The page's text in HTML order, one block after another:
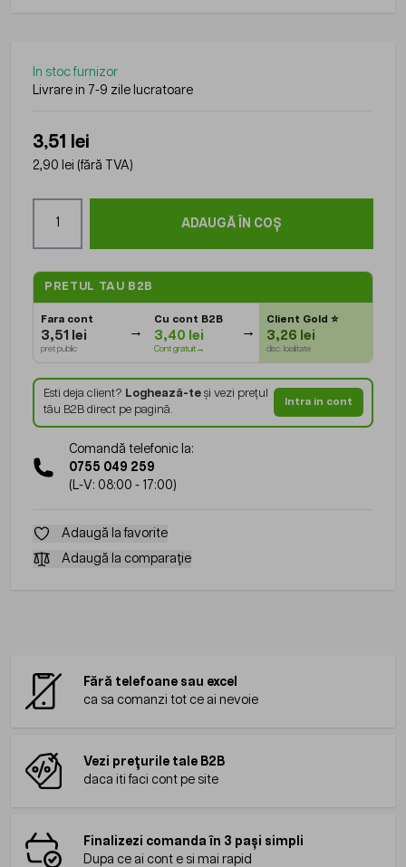
In stoc furnizor
Livrare in 7-9 zile lucratoare
3,51 lei
2,90 lei (fără TVA)
ADAUGĂ ÎN COȘ
PRETUL TAU B2B
Fara cont
3,51 lei
pret public
Cu cont B2B
3,40 lei
Cont gratuit→
Client Gold⭐
3,26 lei
disc. loialitate
Esti deja client? Loghează-teși vezi prețul
tău B2B direct pe pagină.
Intra in cont
Comandă telefonic la:
0755 049 259
(L-V: 08:00 - 17:00)
Adaugă la favorite
Adaugă la comparație
Fără telefoane sau excel
ca sa comanzi tot ce ai nevoie
Vezi prețurile tale B2B
daca iti faci cont pe site
Finalizezi comanda în 3 pași simpli
Dupa ce ai cont e si mai rapid